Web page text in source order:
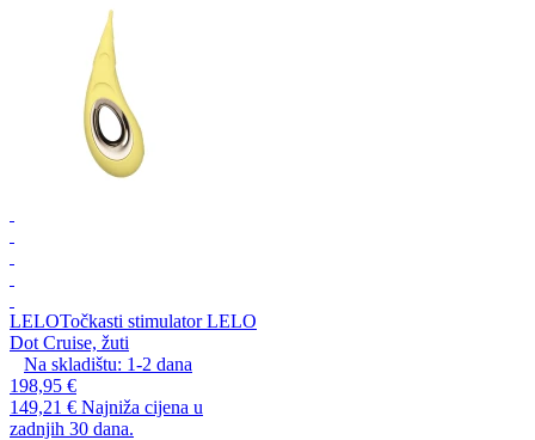
LELOTočkasti stimulator LELO
Dot Cruise, žuti
Na skladištu: 1-2 dana
198,95 €
149,21 € Najniža cijena u
zadnjih 30 dana.